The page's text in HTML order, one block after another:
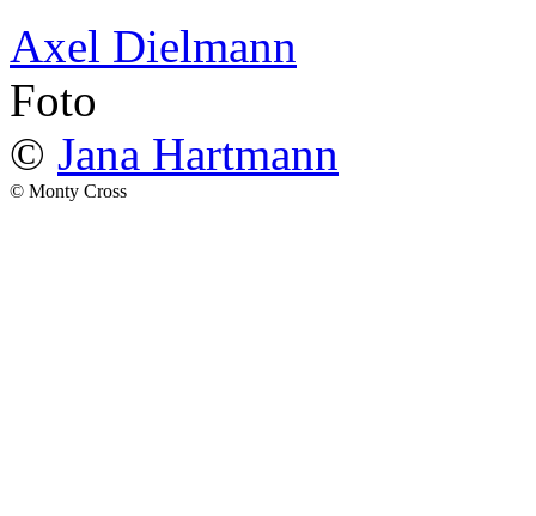
Axel Dielmann
Foto
© Jana Hartmann
© Monty Cross